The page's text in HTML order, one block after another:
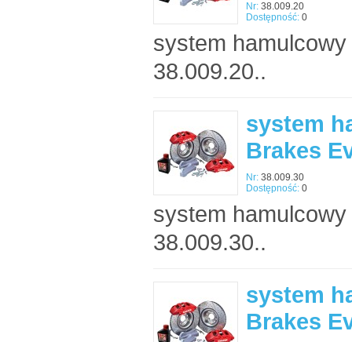
Nr: 38.009.20
Dostępność: 0
system
38.009.20..
system
Brakes
Nr: 38.009.30
Dostępność: 0
system
38.009.30..
system
Brakes